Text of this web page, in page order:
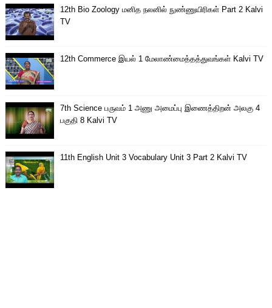
12th Bio Zoology மனித நலனில் நுண்ணுயிரிகள் Part 2 Kalvi
TV
12th Commerce இயல் 1 மேலாண்மைத்தத்துவங்கள் Kalvi TV
7th Science பருவம் 1 அணு அமைப்பு இணைத்திறன் அலகு 4
பகுதி 8 Kalvi TV
11th English Unit 3 Vocabulary Unit 3 Part 2 Kalvi TV